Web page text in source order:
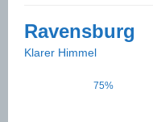
Ravensburg
Klarer Himmel
75%